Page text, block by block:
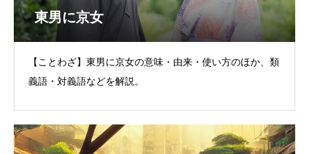
東男に京女
【ことわざ】東男に京女の意味・由来・使い方のほか、類
義語・対義語などを解説。